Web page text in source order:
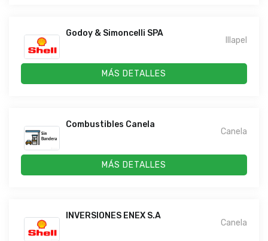
Godoy & Simoncelli SPA
Illapel
MÁS DETALLES
Combustibles Canela
Canela
MÁS DETALLES
INVERSIONES ENEX S.A
Canela